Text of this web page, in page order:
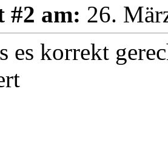
am: 26.
es korrekt